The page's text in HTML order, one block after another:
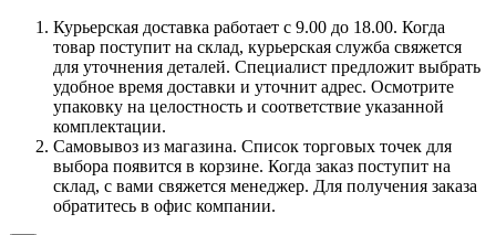
Курьерская доставка работает с 9.00 до 18.00. Когда
товар поступит на склад, курьерская служба свяжется
для уточнения деталей. Специалист предложит выбрать
удобное время доставки и уточнит адрес. Осмотрите
упаковку на целостность и соответствие указанной
комплектации.
Самовывоз из магазина. Список торговых точек для
выбора появится в корзине. Когда заказ поступит на
склад, с вами свяжется менеджер. Для получения заказа
обратитесь в офис компании.